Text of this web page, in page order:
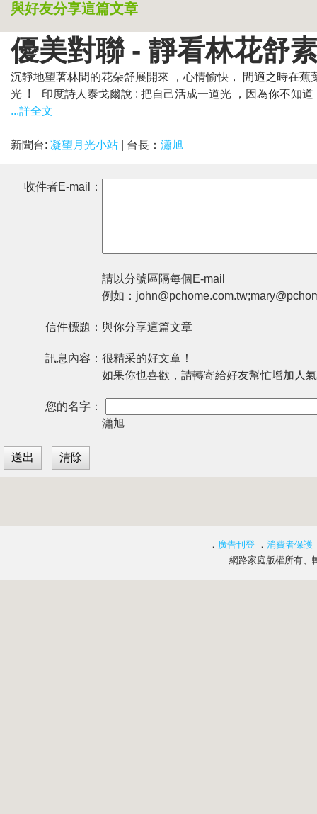
與好友分享這篇文章
優美對聯 - 靜看林花舒
沉靜地望著林間的花朵舒展開來 ，心情愉快， 閒適之時在
光 ! 印度詩人泰戈爾說 : 把自己活成一道光 ，因為你不知道
...詳全文
新聞台: 凝望月光小站 | 台長： 瀟旭
收件者E-mail：
請以分號區隔每個E-mail
例如：
信件標題： 與你分享這篇文章
訊息內容： 很精采的好文章！
如果你也喜歡，請轉寄給好友幫忙增加人
您的名字：
瀟旭
． 廣告刊登 ． 消費者保護
網路家庭版權所有、